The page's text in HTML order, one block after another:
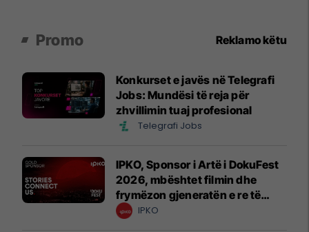
Promo Reklamo këtu
Konkurset e javës në Telegrafi
Jobs: Mundësi të reja për
zhvillimin tuaj profesional
Telegrafi Jobs
IPKO, Sponsor i Artë i DokuFest
2026, mbështet filmin dhe
frymëzon gjeneratën e re të
krijuesve
IPKO